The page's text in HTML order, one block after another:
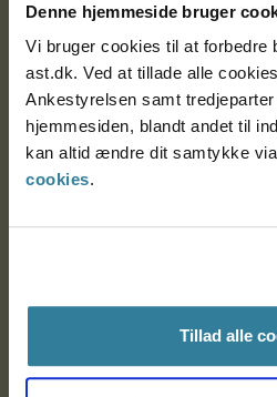
Denne hjemmeside bruger
Vi bruger cookies til at forbedre
ast.dk. Ved at tillade alle
Ankestyrelsen samt
hjemmesiden, blandt andet til
kan altid ændre dit samtykke via
cookies.
Tillad alle
Ankestyrelsen Aalborg
Ankestyrelsen København
CVR: 1007 4002
Om Ankestyrelsen
Om Ankestyrelsen